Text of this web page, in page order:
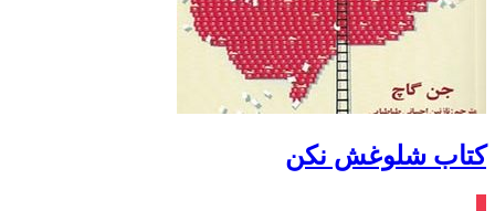
کتاب شلوغش نکن